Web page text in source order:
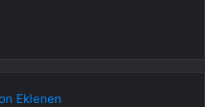
Eklenen